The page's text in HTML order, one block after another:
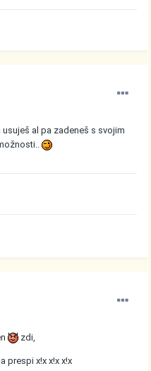
al pa zadeneš s svojim
zdi,
prespi x!x x!x x!x